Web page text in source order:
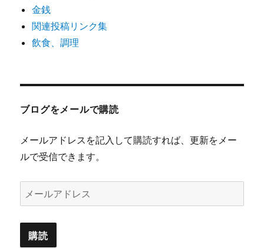
金銭
関連投稿リンク集
飲食、調理
ブログをメールで購読
メールアドレスを記入して購読すれば、更新をメー
ルで受信できます。
メ
ー
ル
ア